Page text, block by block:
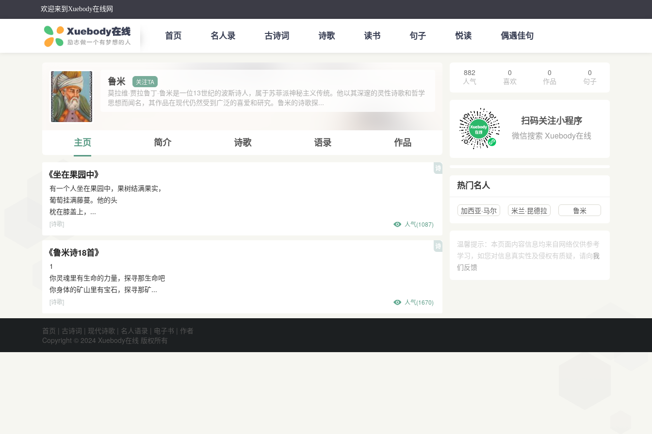
欢迎来到Xuebody在线网
首页 名人录 古诗词 诗歌 读书 句子 悦读 偶遇佳句
鲁米
莫拉维·贾拉鲁丁·鲁米是一位13世纪的波斯诗人，属于苏菲派神秘主义传统。他以其深邃的灵性诗歌和哲学
思想而闻名，其作品在现代仍然受到广泛的喜爱和研究。鲁米的诗歌探...
主页 简介 诗歌 语录 作品
诗
《坐在果园中》
有一个人坐在果园中，果树结满果实，
葡萄挂满藤蔓。他的头
枕在膝盖上，...
[诗歌] 人气(1087)
诗
《鲁米诗18首》
1
你灵魂里有生命的力量，探寻那生命吧
你身体的矿山里有宝石，探寻那矿...
[诗歌] 人气(1670)
882
人气
0
喜欢
0
作品
0
句子
扫码关注小程序
微信搜索 Xuebody在线
热门名人
加西亚·马尔
米兰·昆德拉 鲁米
温馨提示：本页面内容信息均来自网络仅供参考
学习，如您对信息真实性及侵权有质疑，请向我
们反馈
首页 | 古诗词 | 现代诗歌 | 名人语录 | 电子书 | 作者
Copyright © 2024 Xuebody在线 版权所有